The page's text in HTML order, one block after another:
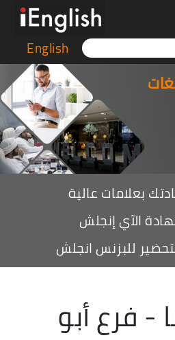
English
بعلامات عالية
الآي إنجلش
للبزنس انجلش
- فرع أبو